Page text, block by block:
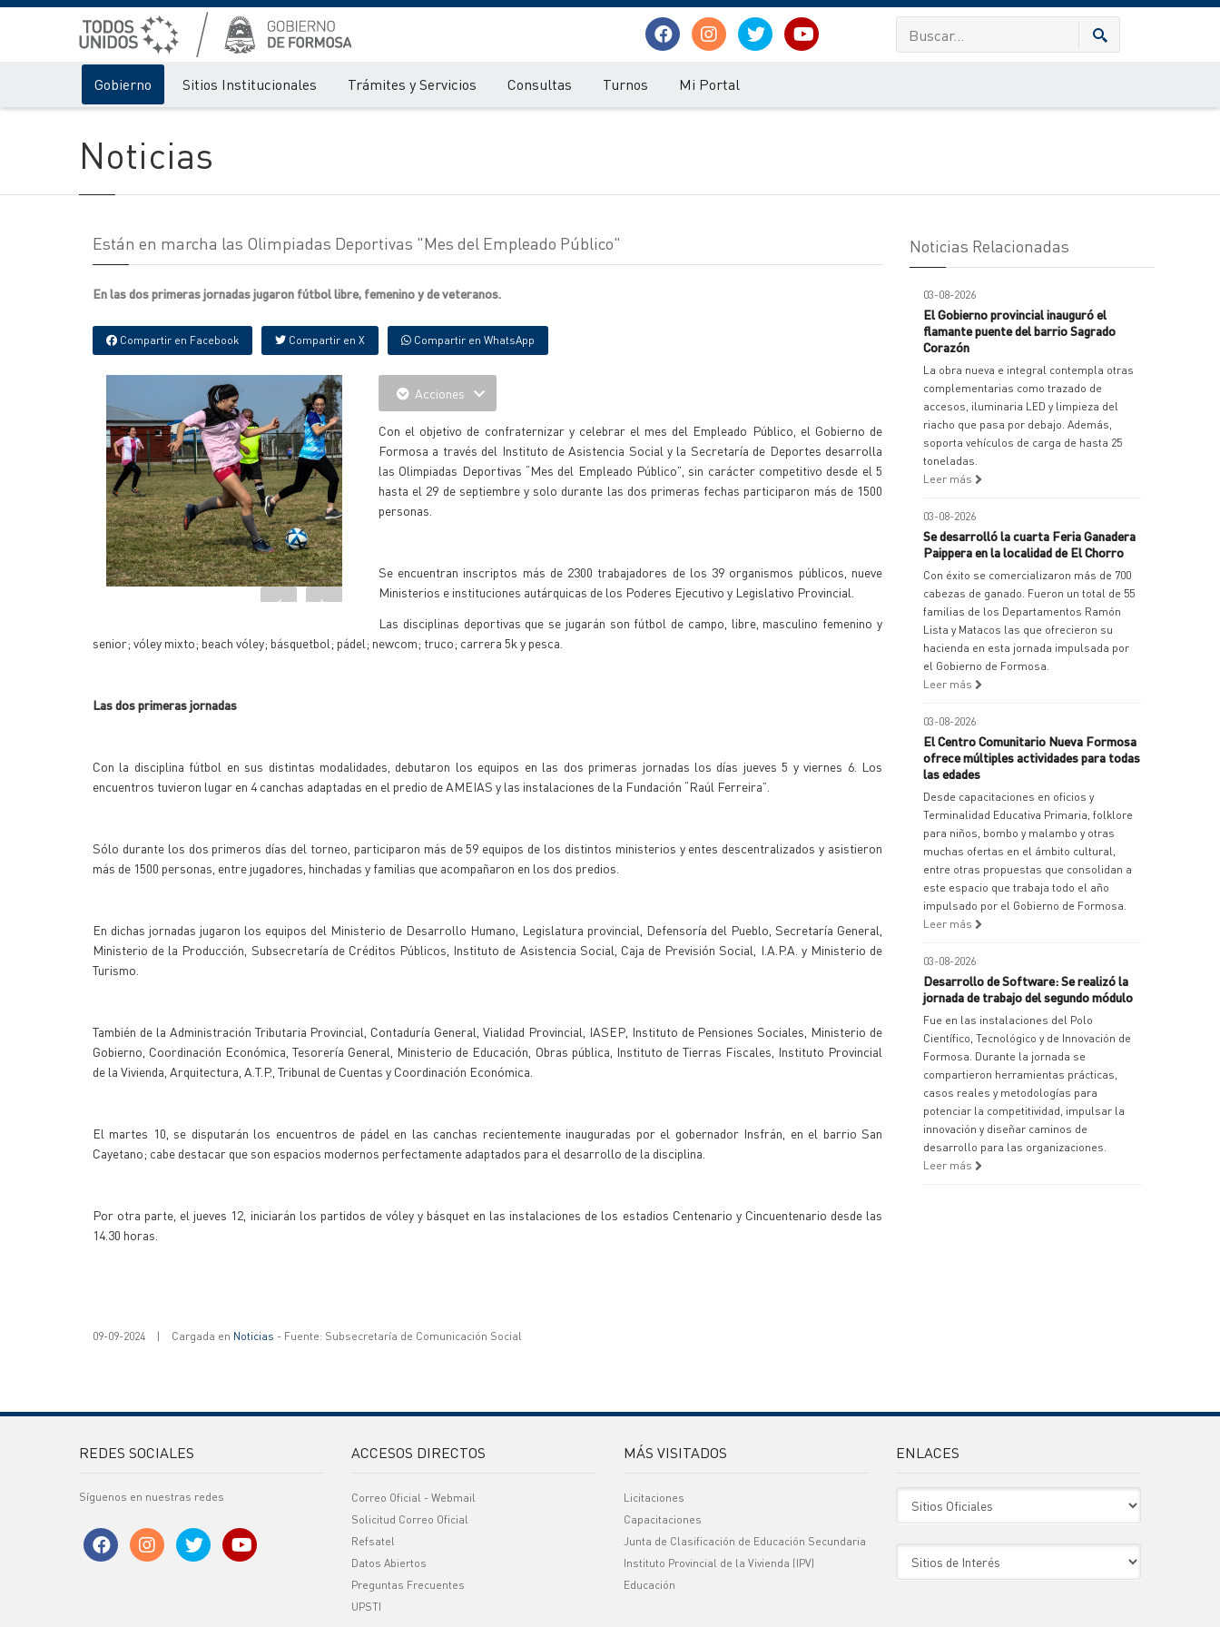
Gobierno Sitios Institucionales Trámites y Servicios Consultas Turnos Mi Portal
Noticias
Están en marcha las Olimpiadas Deportivas "Mes del Empleado Público"
En las dos primeras jornadas jugaron fútbol libre, femenino y de veteranos.
Compartir en Facebook Compartir en X Compartir en WhatsApp
Acciones
Con el objetivo de confraternizar y celebrar el mes del Empleado Público, el Gobierno de
Formosa a través del Instituto de Asistencia Social y la Secretaría de Deportes desarrolla
las Olimpiadas Deportivas “Mes del Empleado Público”, sin carácter competitivo desde el 5
hasta el 29 de septiembre y solo durante las dos primeras fechas participaron más de 1500
personas.
Se encuentran inscriptos más de 2300 trabajadores de los 39 organismos públicos, nueve
Ministerios e instituciones autárquicas de los Poderes Ejecutivo y Legislativo Provincial.
Las disciplinas deportivas que se jugarán son fútbol de campo, libre, masculino femenino y
senior; vóley mixto; beach vóley; básquetbol; pádel; newcom; truco; carrera 5k y pesca.
Las dos primeras jornadas
Con la disciplina fútbol en sus distintas modalidades, debutaron los equipos en las dos primeras jornadas los días jueves 5 y viernes 6. Los
encuentros tuvieron lugar en 4 canchas adaptadas en el predio de AMEIAS y las instalaciones de la Fundación “Raúl Ferreira”.
Sólo durante los dos primeros días del torneo, participaron más de 59 equipos de los distintos ministerios y entes descentralizados y asistieron
más de 1500 personas, entre jugadores, hinchadas y familias que acompañaron en los dos predios.
En dichas jornadas jugaron los equipos del Ministerio de Desarrollo Humano, Legislatura provincial, Defensoría del Pueblo, Secretaría General,
Ministerio de la Producción, Subsecretaría de Créditos Públicos, Instituto de Asistencia Social, Caja de Previsión Social, I.A.P.A. y Ministerio de
Turismo.
También de la Administración Tributaria Provincial, Contaduría General, Vialidad Provincial, IASEP, Instituto de Pensiones Sociales, Ministerio de
Gobierno, Coordinación Económica, Tesorería General, Ministerio de Educación, Obras pública, Instituto de Tierras Fiscales, Instituto Provincial
de la Vivienda, Arquitectura, A.T.P., Tribunal de Cuentas y Coordinación Económica.
El martes 10, se disputarán los encuentros de pádel en las canchas recientemente inauguradas por el gobernador Insfrán, en el barrio San
Cayetano; cabe destacar que son espacios modernos perfectamente adaptados para el desarrollo de la disciplina.
Por otra parte, el jueves 12, iniciarán los partidos de vóley y básquet en las instalaciones de los estadios Centenario y Cincuentenario desde las
14.30 horas.
09-09-2024 | Cargada en Noticias - Fuente: Subsecretaría de Comunicación Social
Noticias Relacionadas
03-08-2026
El Gobierno provincial inauguró el
flamante puente del barrio Sagrado
Corazón
La obra nueva e integral contempla otras
complementarias como trazado de
accesos, iluminaria LED y limpieza del
riacho que pasa por debajo. Además,
soporta vehículos de carga de hasta 25
toneladas.
Leer más
03-08-2026
Se desarrolló la cuarta Feria Ganadera
Paippera en la localidad de El Chorro
Con éxito se comercializaron más de 700
cabezas de ganado. Fueron un total de 55
familias de los Departamentos Ramón
Lista y Matacos las que ofrecieron su
hacienda en esta jornada impulsada por
el Gobierno de Formosa.
Leer más
03-08-2026
El Centro Comunitario Nueva Formosa
ofrece múltiples actividades para todas
las edades
Desde capacitaciones en oficios y
Terminalidad Educativa Primaria, folklore
para niños, bombo y malambo y otras
muchas ofertas en el ámbito cultural,
entre otras propuestas que consolidan a
este espacio que trabaja todo el año
impulsado por el Gobierno de Formosa.
Leer más
03-08-2026
Desarrollo de Software: Se realizó la
jornada de trabajo del segundo módulo
Fue en las instalaciones del Polo
Científico, Tecnológico y de Innovación de
Formosa. Durante la jornada se
compartieron herramientas prácticas,
casos reales y metodologías para
potenciar la competitividad, impulsar la
innovación y diseñar caminos de
desarrollo para las organizaciones.
Leer más
REDES SOCIALES
Síguenos en nuestras redes
ACCESOS DIRECTOS
Correo Oficial - Webmail
Solicitud Correo Oficial
Refsatel
Datos Abiertos
Preguntas Frecuentes
UPSTI
MÁS VISITADOS
Licitaciones
Capacitaciones
Junta de Clasificación de Educación Secundaria
Instituto Provincial de la Vivienda (IPV)
Educación
ENLACES